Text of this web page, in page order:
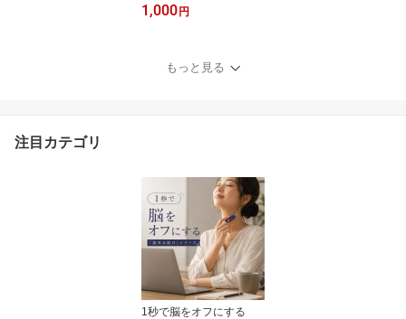
1,000円
もっと見る
注目カテゴリ
1秒で脳をオフにする